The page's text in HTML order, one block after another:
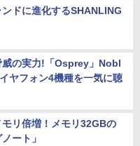
ドに進化するSHANLING
威の実力!「Osprey」Nobl
ヤフォン4機種を一気に聴
リ倍増！メモリ32GBの
ート」